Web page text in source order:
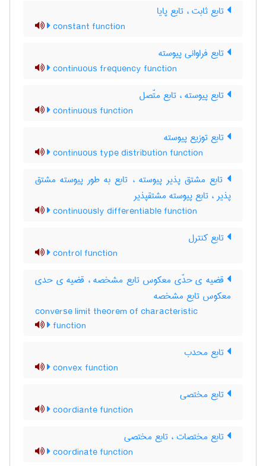
تابع ثابت ، تابع پایا
constant function
تابع فراوانی پیوسته
continuous frequency function
تابع پیوسته ، تابع متّصل
continuous function
تابع توزیع پیوسته
continuous type distribution function
تابع مشتق پذیر پیوسته ، تابع به طور پیوسته مشتق
پذیر ، تابع پیوسته مشتقپذیر
continuously differentiable function
تابع کنترل
control function
قضیه ی حدّی معکوس تابع مشخصه ، قضیه ی حدی
معکوس تابع مشخصه
converse limit theorem of characteristic
function
تابع محدب
convex function
تابع مختصی
coordiante function
تابع مختصات ، تابع مختصی
coordinate function